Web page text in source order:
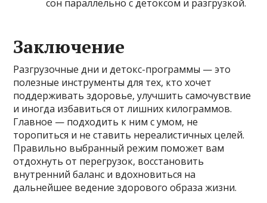
сон параллельно с детоксом и разгрузкой.
Заключение
Разгрузочные дни и детокс-программы — это
полезные инструменты для тех, кто хочет
поддерживать здоровье, улучшить самочувствие
и иногда избавиться от лишних килограммов.
Главное — подходить к ним с умом, не
торопиться и не ставить нереалистичных целей.
Правильно выбранный режим поможет вам
отдохнуть от перегрузок, восстановить
внутренний баланс и вдохновиться на
дальнейшее ведение здорового образа жизни.